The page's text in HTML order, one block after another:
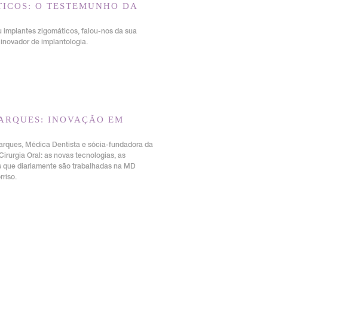
O TESTEMUNHO DA
zigomáticos, falou-nos da sua
de implantologia.
INOVAÇÃO EM
Médica Dentista e sócia-fundadora da
Oral: as novas tecnologias, as
diariamente são trabalhadas na MD